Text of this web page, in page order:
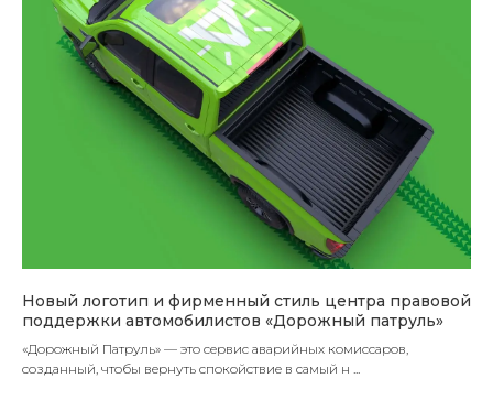
Новый логотип и фирменный стиль центра правовой
поддержки автомобилистов «Дорожный патруль»
«Дорожный Патруль» — это сервис аварийных комиссаров,
созданный, чтобы вернуть спокойствие в самый н ...